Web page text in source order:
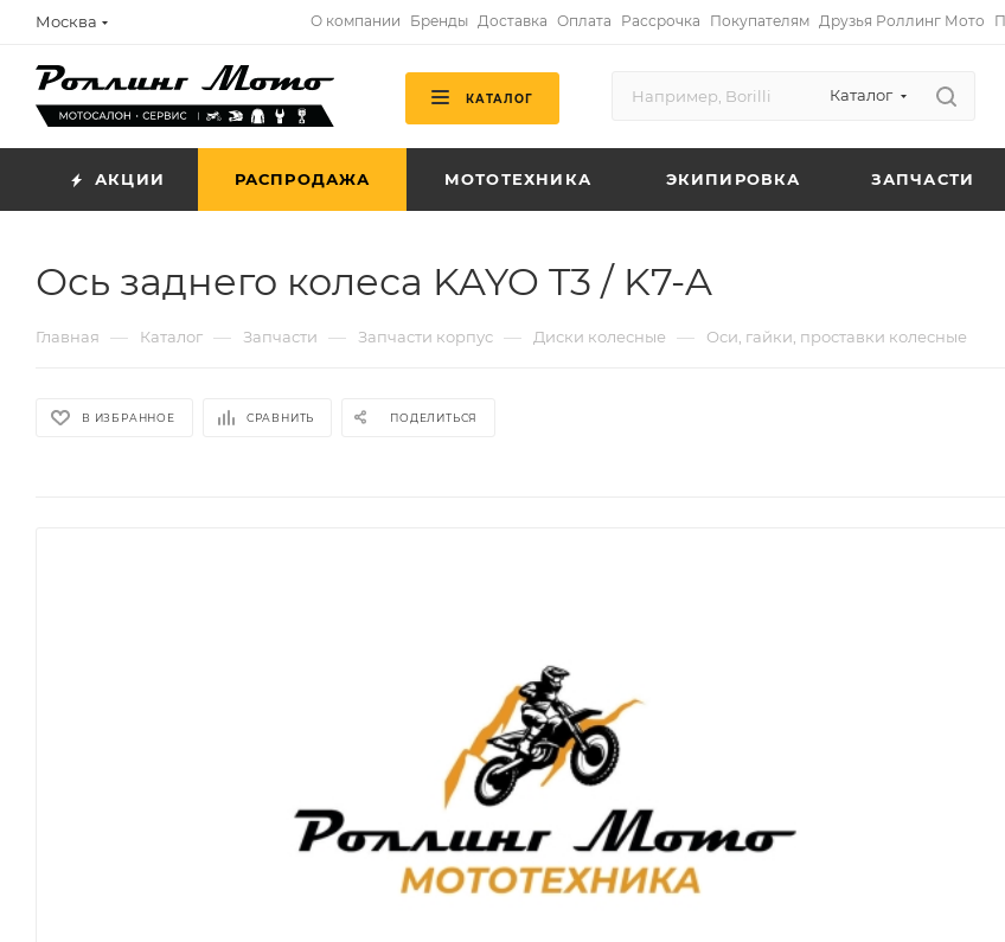
Москва О компании Бренды Доставка Оплата Рассрочка Покупателям Друзья Роллинг Мото
КАТАЛОГ Каталог
АКЦИИ РАСПРОДАЖА МОТОТЕХНИКА ЭКИПИРОВКА ЗАПЧАСТИ
Ось заднего колеса KAYO T3 / K7-A
Главная — Каталог — Запчасти — Запчасти корпус — Диски колесные — Оси, гайки, проставки колесные
В ИЗБРАННОЕ СРАВНИТЬ ПОДЕЛИТЬСЯ